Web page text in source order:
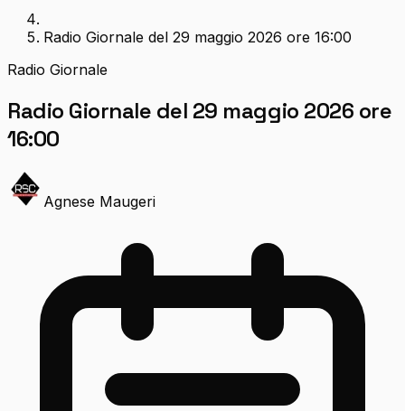
Radio Giornale del 29 maggio 2026 ore 16:00
Radio Giornale
Radio Giornale del 29 maggio 2026 ore
16:00
Agnese Maugeri